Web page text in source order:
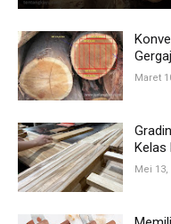
Maret
Kelas
Mei 13,